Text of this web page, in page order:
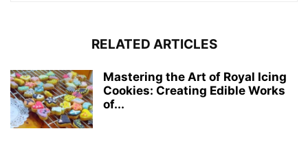
RELATED ARTICLES
Mastering the Art of Royal Icing
Cookies: Creating Edible Works
of...